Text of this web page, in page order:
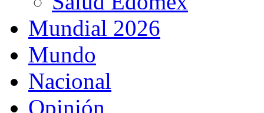
Mundial 2026
Mundo
Nacional
Opinión